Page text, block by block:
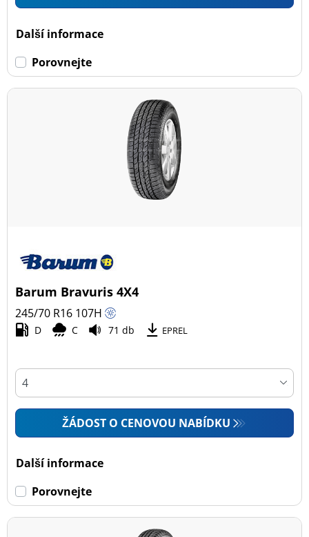
Další informace
Porovnejte
Barum Bravuris 4X4
245/70 R16 107H
D C 71 db EPREL
ŽÁDOST O CENOVOU NABÍDKU
Další informace
Porovnejte